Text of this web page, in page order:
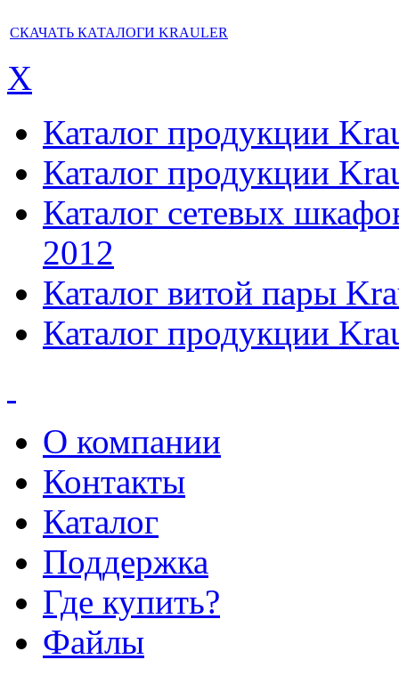
СКАЧАТЬ КАТАЛОГИ KRAULER
X
Каталог продукции
Каталог продукции
Каталог сетевых
2012
Каталог витой пары
Каталог продукции
О компании
Контакты
Каталог
Поддержка
Где купить?
Файлы